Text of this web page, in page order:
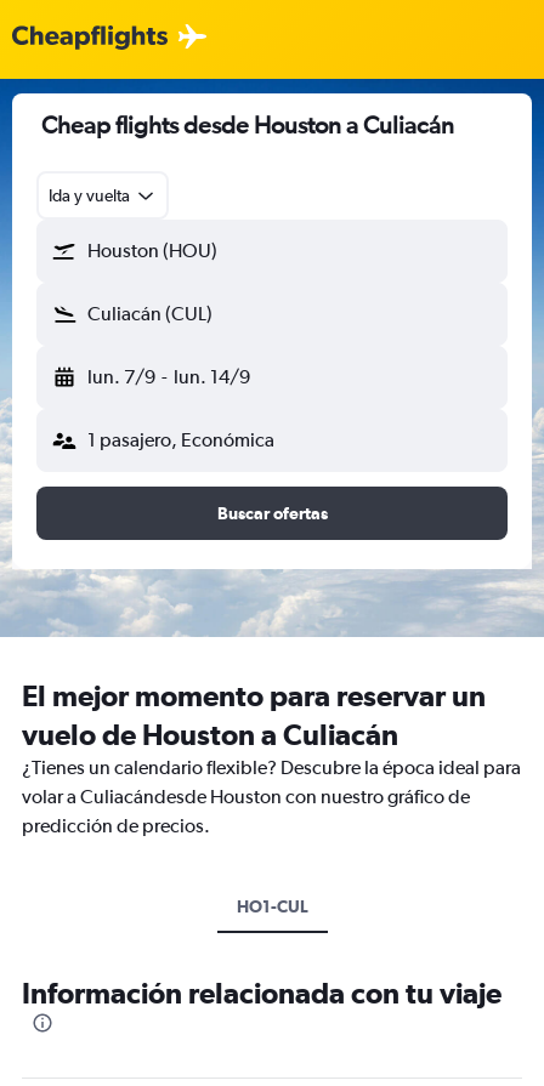
Cheap flights desde Houston a Culiacán
Ida y vuelta
Houston (HOU)
Culiacán (CUL)
lun. 7/9 - lun. 14/9
1 pasajero, Económica
Buscar ofertas
El mejor momento para reservar un
vuelo de Houston a Culiacán
¿Tienes un calendario flexible? Descubre la época ideal para
volar a Culiacándesde Houston con nuestro gráfico de
predicción de precios.
HO1-CUL
Información relacionada con tu viaje